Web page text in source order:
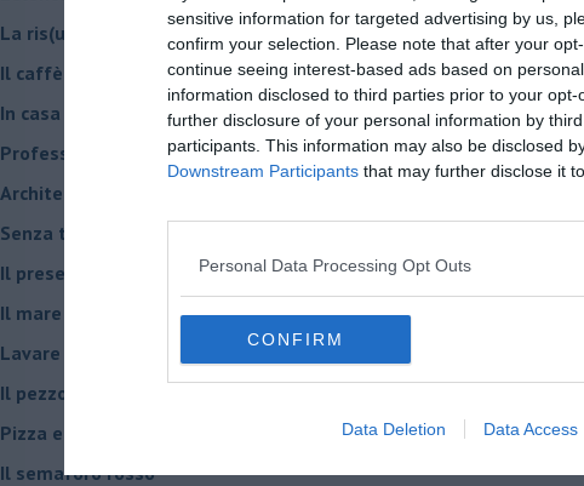
sensitive information for targeted advertising by us,
confirm your selection. Please note that after your
continue seeing interest-based ads based on
information disclosed to third parties prior to your
further disclosure of your personal information by
participants. This information may also be disclosed
Downstream Participants that may further disclose it
Personal Data Processing Opt Outs
CONFIRM
Data Deletion Data Access
​La ris(u)onanza
​Il caffè Mattia Moreni
​In casa ho una macchina del tempo
Professione: reporter
Architettura che abbaglia
​Senza tasche, un po’ come me
​Il presepe di San Martino
​Il mare d’autunno
​Lavare la coscienza
​Il pezzo di legno
​Pizza e birra
​Il semaforo rosso